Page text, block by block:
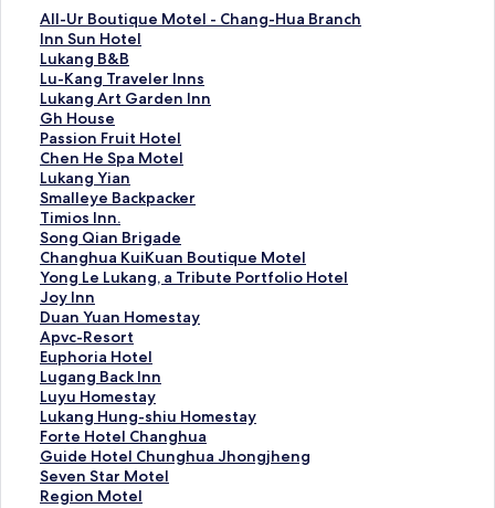
All-Ur Boutique Motel - Chang-Hua Branch
A
l
l
-
U
r
B
o
u
t
i
q
u
e
M
o
t
e
l
-
C
h
a
n
g
Inn Sun Hotel
I
n
n
S
u
n
H
o
t
e
l
的
連
結
Lukang B&B
L
u
k
a
n
g
B
&
B
的
連
結
Lu-Kang Traveler Inns
L
u
-
K
a
n
g
T
r
a
v
e
l
e
r
I
n
n
s
的
連
結
Lukang Art Garden Inn
L
u
k
a
n
g
A
r
t
G
a
r
d
e
n
I
n
n
的
連
結
Gh House
G
h
H
o
u
s
e
的
連
結
Passion Fruit Hotel
P
a
s
s
i
o
n
F
r
u
i
t
H
o
t
e
l
的
連
Chen He Spa Motel
C
h
e
n
H
e
S
p
a
M
o
t
e
l
的
連
結
Lukang Yian
L
u
k
a
n
g
Y
i
a
n
的
連
結
Smalleye Backpacker
S
m
a
l
l
e
y
e
B
a
c
k
p
a
c
k
Timios Inn.
T
i
m
i
o
s
I
n
n
.
的
連
結
Song Qian Brigade
S
o
n
g
Q
i
a
n
B
r
i
g
a
d
Changhua KuiKuan Boutique Motel
C
h
a
n
g
h
u
a
K
u
i
K
u
Yong Le Lukang, a Tribute Portfolio Hotel
Y
o
n
g
L
e
L
u
k
a
n
g
Joy Inn
J
o
y
I
n
n
的
連
結
Duan Yuan Homestay
D
u
a
n
Y
u
a
n
H
o
Apvc-Resort
A
p
v
c
-
R
e
s
o
Euphoria Hotel
E
u
p
h
o
r
i
a
Lugang Back Inn
L
u
g
a
n
g
B
Luyu Homestay
L
u
y
u
H
o
Lukang Hung-shiu Homestay
L
u
k
a
n
Forte Hotel Changhua
F
o
r
t
Guide Hotel Chunghua Jhongjheng
G
u
i
Seven Star Motel
S
e
Region Motel
R